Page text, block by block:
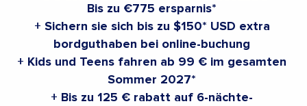
Bis zu €775 ersparnis*
+ Sichern sie sich bis zu $150* USD extra
bordguthaben bei online-buchung
+ Kids und Teens fahren ab 99 € im gesamten
Sommer 2027*
+ Bis zu 125 € rabatt auf 6-nächte-